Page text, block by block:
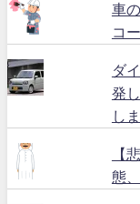
車
コ
ダ
発
し
【
態